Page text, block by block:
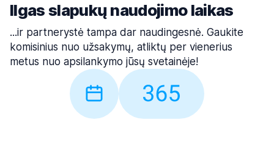
Ilgas slapukų naudojimo laikas
...ir partnerystė tampa dar naudingesnė. Gaukite
komisinius nuo užsakymų, atliktų per vienerius
metus nuo apsilankymo jūsų svetainėje!